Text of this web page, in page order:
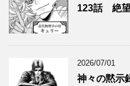
123話 絶
2026/07/01
神々の黙